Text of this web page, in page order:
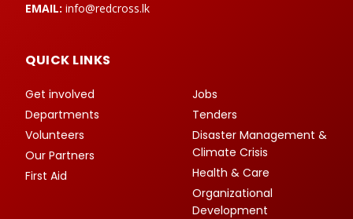
EMAIL: info@redcross.lk
QUICK LINKS
Get involved
Departments
Volunteers
Our Partners
First Aid
Jobs
Tenders
Disaster Management &
Climate Crisis
Health & Care
Organizational
Development